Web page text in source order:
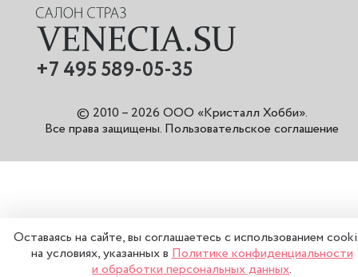
+7 495 589-05-35
© 2010 – 2026 ООО «Кристалл Хобби».
Все права защищены. Пользовательское соглашение
Оставаясь на сайте, вы соглашаетесь с использованием
на условиях, указанных вПолитике конфиденциальности
и обработки персональных данных.